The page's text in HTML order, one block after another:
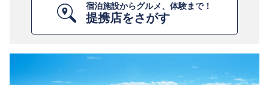
宿泊施設からグルメ、体験まで！
提携店をさがす